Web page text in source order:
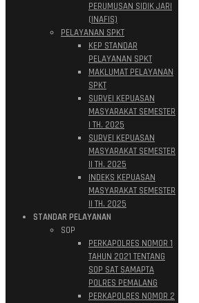
PERUMUSAN SIDIK JARI
(INAFIS)
PELAYANAN SPKT
KEP STANDAR
PELAYANAN SPKT
MAKLUMAT PELAYANAN
SPKT
SURVEI KEPUASAN
MASYARAKAT SEMESTER
I TH. 2025
SURVEI KEPUASAN
MASYARAKAT SEMESTER
II TH. 2025
INDEKS KEPUASAN
MASYARAKAT SEMESTER
II TH. 2025
STANDAR PELAYANAN
SOP
PERKAPOLRES NOMOR 1
TAHUN 2021 TENTANG
SOP SAT SAMAPTA
POLRES PEMALANG
PERKAPOLRES NOMOR 2